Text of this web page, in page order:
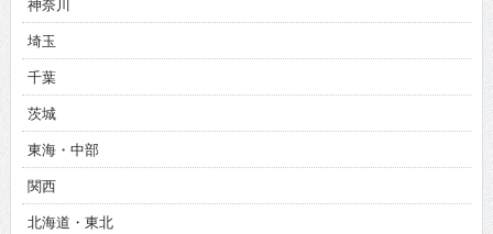
神奈川
埼玉
千葉
茨城
東海・中部
関西
北海道・東北